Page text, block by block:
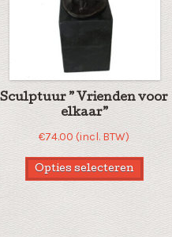
Sculptuur ” Vrienden voor
elkaar”
€74.00 (incl. BTW)
Opties selecteren